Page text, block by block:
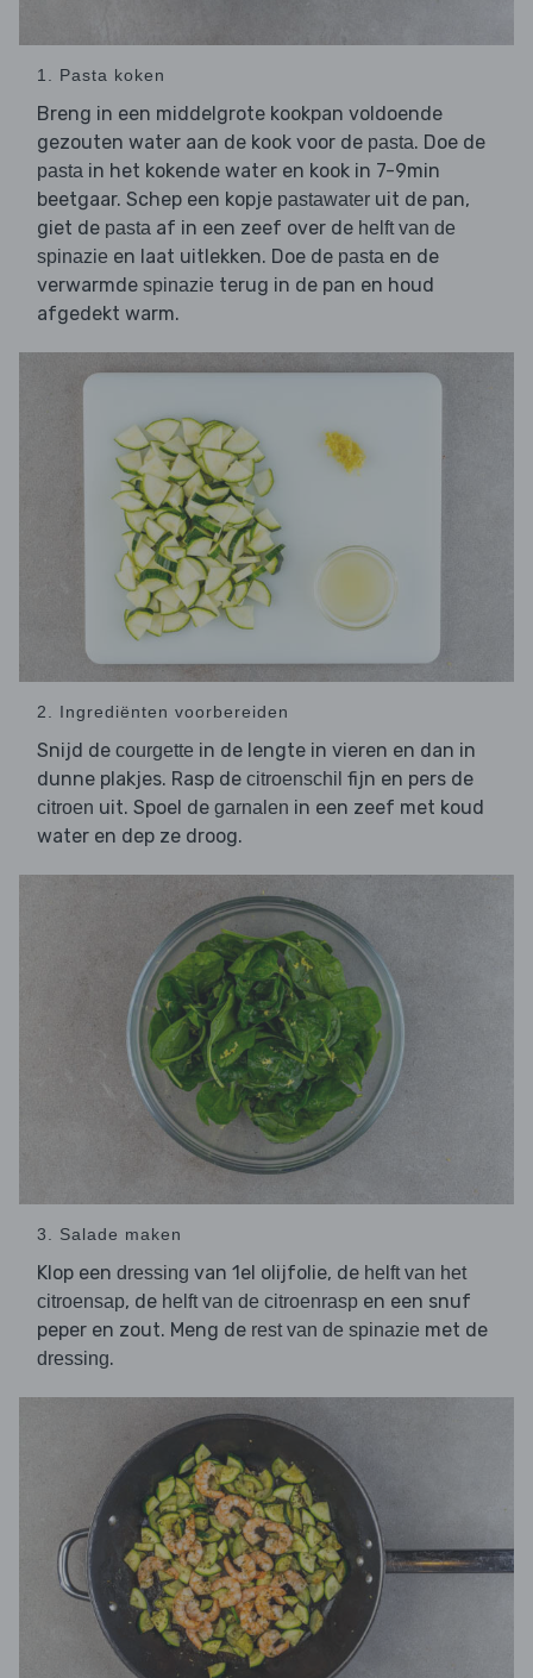
1. Pasta koken
Breng in een middelgrote kookpan voldoende
gezouten water aan de kook voor de pasta. Doe de
pasta in het kokende water en kook in 7-9min
beetgaar. Schep een kopje pastawater uit de pan,
giet de pasta af in een zeef over de helft van de
spinazie en laat uitlekken. Doe de pasta en de
verwarmde spinazie terug in de pan en houd
afgedekt warm.
2. Ingrediënten voorbereiden
Snijd de courgette in de lengte in vieren en dan in
dunne plakjes. Rasp de citroenschil fijn en pers de
citroen uit. Spoel de garnalen in een zeef met koud
water en dep ze droog.
3. Salade maken
Klop een dressing van 1el olijfolie, de helft van het
citroensap, de helft van de citroenrasp en een snuf
peper en zout. Meng de rest van de spinazie met de
dressing.